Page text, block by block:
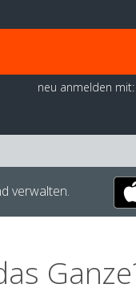
neu anmelden mit:
verwalten.